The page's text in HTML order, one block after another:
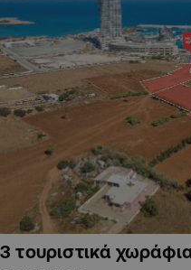
3 τουριστικά